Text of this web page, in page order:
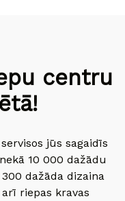
centru
jūs sagaidīs
10 000 dažādu
dažāda dizaina
riepas kravas